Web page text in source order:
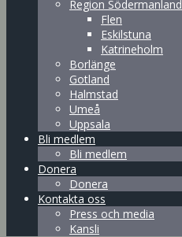
Region Södermanland
Flen
Eskilstuna
Katrineholm
Borlänge
Gotland
Halmstad
Umeå
Uppsala
Bli medlem
Bli medlem
Donera
Donera
Kontakta oss
Press och media
Kansli